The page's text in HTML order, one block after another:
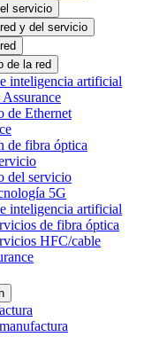
servicio
y del servicio
de la red
inteligencia artificial
de Ethernet
de fibra óptica
del servicio
5G
inteligencia artificial
de fibra óptica
HFC/cable